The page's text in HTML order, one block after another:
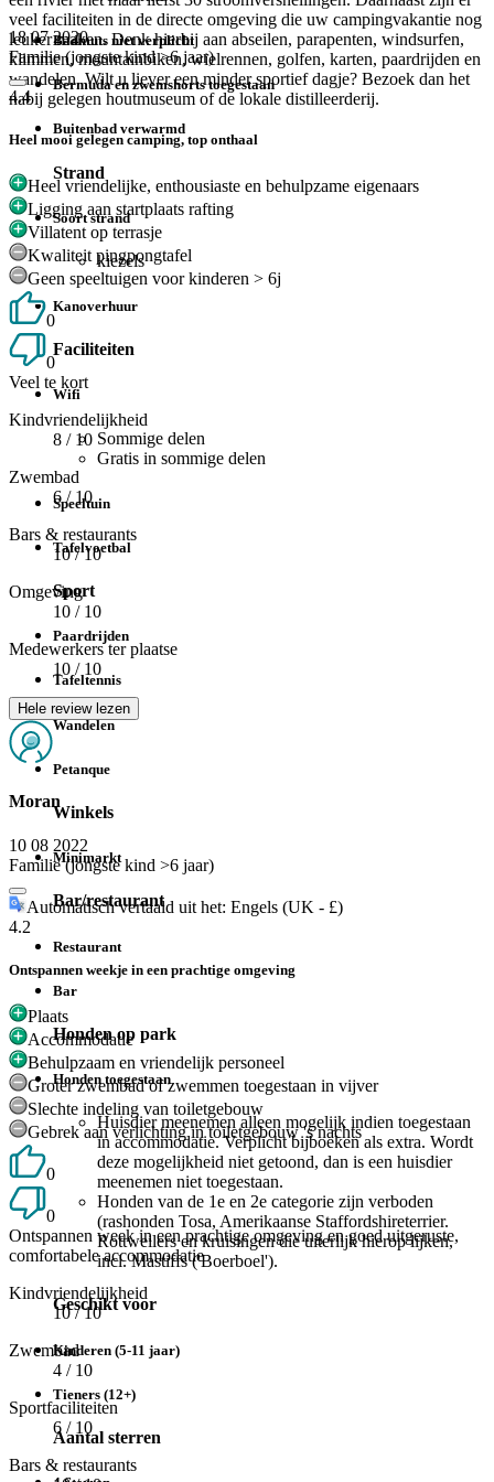
veel faciliteiten in de directe omgeving die uw campingvakantie nog
leuker maken. Denk hierbij aan abseilen, parapenten, windsurfen,
klimmen, mountainbiken, wielrennen, golfen, karten, paardrijden en
wandelen. Wilt u liever een minder sportief dagje? Bezoek dan het
nabij gelegen houtmuseum of de lokale distilleerderij.
Badmuts niet verplicht
Bermuda en zwemshorts toegestaan
Buitenbad verwarmd
Strand
Soort strand
kiezels
Kanoverhuur
Faciliteiten
Wifi
Sommige delen
Gratis in sommige delen
Speeltuin
Tafelvoetbal
Sport
Paardrijden
Tafeltennis
Wandelen
Petanque
Winkels
Minimarkt
Bar/restaurant
Restaurant
Bar
Honden op park
Honden toegestaan
Huisdier meenemen alleen mogelijk indien toegestaan
in accommodatie. Verplicht bijboeken als extra. Wordt
deze mogelijkheid niet getoond, dan is een huisdier
meenemen niet toegestaan.
Honden van de 1e en 2e categorie zijn verboden
(rashonden Tosa, Amerikaanse Staffordshireterrier.
Rottweilers en kruisingen die uiterlijk hierop lijken,
incl. Mastiffs ('Boerboel').
Geschikt voor
Kinderen (5-11 jaar)
Tieners (12+)
Aantal sterren
18 07 2020
Familie (jongste kind >6 jaar)
4.4
Heel mooi gelegen camping, top onthaal
Heel vriendelijke, enthousiaste en behulpzame eigenaars
Ligging aan startplaats rafting
Villatent op terrasje
Kwaliteit pingpongtafel
Geen speeltuigen voor kinderen > 6j
0
0
Veel te kort
Kindvriendelijkheid
8 / 10
Zwembad
6 / 10
Bars & restaurants
10/ 10
Omgeving
10 / 10
Medewerkers ter plaatse
10 / 10
Hele review lezen
Moran
10 08 2022
Familie (jongste kind >6 jaar)
Automatisch vertaald uit het: Engels (UK - £)
4.2
Ontspannen weekje in een prachtige omgeving
Plaats
Accommodatie
Behulpzaam en vriendelijk personeel
Groter zwembad of zwemmen toegestaan in vijver
Slechte indeling van toiletgebouw
Gebrek aan verlichting in toiletgebouw 's nachts
0
0
Ontspannen week in een prachtige omgeving en goed uitgeruste,
comfortabele accommodatie
Kindvriendelijkheid
10/ 10
Zwembad
4 / 10
Sportfaciliteiten
6 / 10
Bars & restaurants